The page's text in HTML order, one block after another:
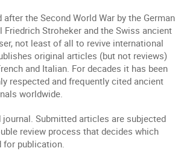
after the Second World War by the German
Friedrich Stroheker and the Swiss ancient
not least of all to revive international
original articles (but not reviews)
and Italian. For decades it has been
respected and frequently cited ancient
worldwide.
journal. Submitted articles are subjected
review process that decides which
for publication.